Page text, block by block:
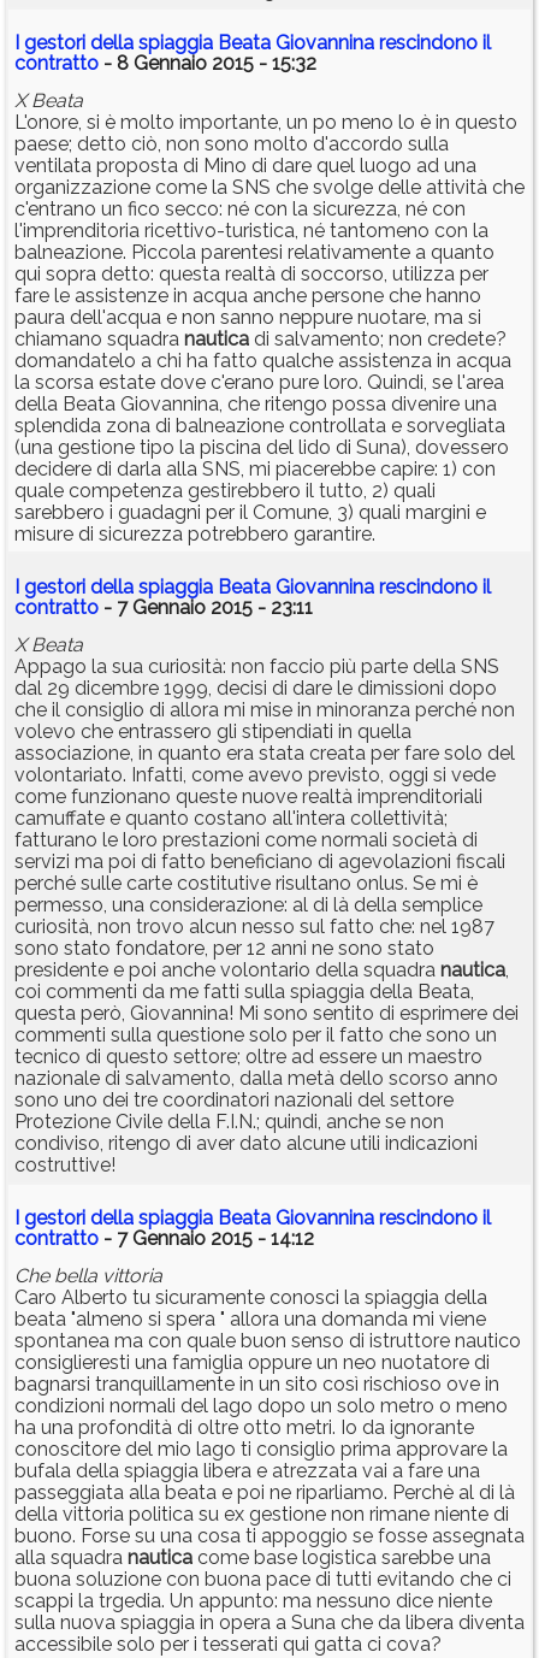
I gestori della spiaggia Beata Giovannina rescindono il
contratto - 8 Gennaio 2015 - 15:32
X Beata
L'onore, si è molto importante, un po meno lo è in questo
paese; detto ciò, non sono molto d'accordo sulla
ventilata proposta di Mino di dare quel luogo ad una
organizzazione come la SNS che svolge delle attività che
c'entrano un fico secco: né con la sicurezza, né con
l'imprenditoria ricettivo-turistica, né tantomeno con la
balneazione. Piccola parentesi relativamente a quanto
qui sopra detto: questa realtà di soccorso, utilizza per
fare le assistenze in acqua anche persone che hanno
paura dell'acqua e non sanno neppure nuotare, ma si
chiamano squadra nautica di salvamento; non credete?
domandatelo a chi ha fatto qualche assistenza in acqua
la scorsa estate dove c'erano pure loro. Quindi, se l'area
della Beata Giovannina, che ritengo possa divenire una
splendida zona di balneazione controllata e sorvegliata
(una gestione tipo la piscina del lido di Suna), dovessero
decidere di darla alla SNS, mi piacerebbe capire: 1) con
quale competenza gestirebbero il tutto, 2) quali
sarebbero i guadagni per il Comune, 3) quali margini e
misure di sicurezza potrebbero garantire.
I gestori della spiaggia Beata Giovannina rescindono il
contratto - 7 Gennaio 2015 - 23:11
X Beata
Appago la sua curiosità: non faccio più parte della SNS
dal 29 dicembre 1999, decisi di dare le dimissioni dopo
che il consiglio di allora mi mise in minoranza perché non
volevo che entrassero gli stipendiati in quella
associazione, in quanto era stata creata per fare solo del
volontariato. Infatti, come avevo previsto, oggi si vede
come funzionano queste nuove realtà imprenditoriali
camuffate e quanto costano all'intera collettività;
fatturano le loro prestazioni come normali società di
servizi ma poi di fatto beneficiano di agevolazioni fiscali
perché sulle carte costitutive risultano onlus. Se mi è
permesso, una considerazione: al di là della semplice
curiosità, non trovo alcun nesso sul fatto che: nel 1987
sono stato fondatore, per 12 anni ne sono stato
presidente e poi anche volontario della squadra nautica,
coi commenti da me fatti sulla spiaggia della Beata,
questa però, Giovannina! Mi sono sentito di esprimere dei
commenti sulla questione solo per il fatto che sono un
tecnico di questo settore; oltre ad essere un maestro
nazionale di salvamento, dalla metà dello scorso anno
sono uno dei tre coordinatori nazionali del settore
Protezione Civile della F.I.N.; quindi, anche se non
condiviso, ritengo di aver dato alcune utili indicazioni
costruttive!
I gestori della spiaggia Beata Giovannina rescindono il
contratto - 7 Gennaio 2015 - 14:12
Che bella vittoria
Caro Alberto tu sicuramente conosci la spiaggia della
beata "almeno si spera " allora una domanda mi viene
spontanea ma con quale buon senso di istruttore nautico
consiglieresti una famiglia oppure un neo nuotatore di
bagnarsi tranquillamente in un sito così rischioso ove in
condizioni normali del lago dopo un solo metro o meno
ha una profondità di oltre otto metri. Io da ignorante
conoscitore del mio lago ti consiglio prima approvare la
bufala della spiaggia libera e atrezzata vai a fare una
passeggiata alla beata e poi ne riparliamo. Perchè al di là
della vittoria politica su ex gestione non rimane niente di
buono. Forse su una cosa ti appoggio se fosse assegnata
alla squadra nautica come base logistica sarebbe una
buona soluzione con buona pace di tutti evitando che ci
scappi la trgedia. Un appunto: ma nessuno dice niente
sulla nuova spiaggia in opera a Suna che da libera diventa
accessibile solo per i tesserati qui gatta ci cova?